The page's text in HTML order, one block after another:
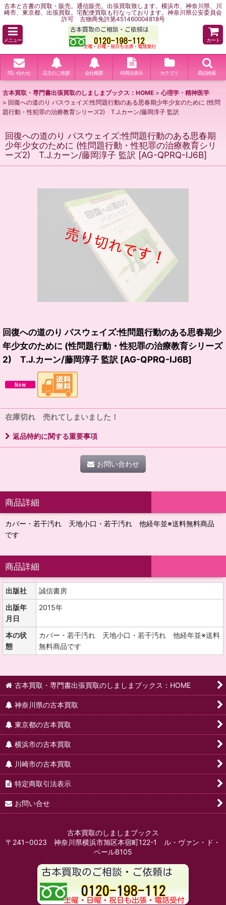
古本と古書の買取・販売。通信販売。出張買取致します。横浜市、神奈川県、川
崎市、東京都、出張買取。宅配便買取も行なっております。神奈川県公安委員会
許可 古物商免許第451460004818号
メニュー カート
問い合わせ 店主のご挨拶 会社概要 特商法表示 カテゴリ 商品検索
古本買取・専門書出張買取のしましまブックス：HOME > 心理学・精神医学
> 回復への道のり パスウェイズ:性問題行動のある思春期少年少女のために (性問
題行動・性犯罪の治療教育シリーズ2) T.J.カーン/藤岡淳子 監訳
回復への道のり パスウェイズ:性問題行動のある思春期
少年少女のために (性問題行動・性犯罪の治療教育シリ
ーズ2) T.J.カーン/藤岡淳子 監訳 [AG-QPRQ-IJ6B]
回復への道のり パスウェイズ:性問題行動のある思春期少
年少女のために (性問題行動・性犯罪の治療教育シリーズ
2) T.J.カーン/藤岡淳子 監訳 [AG-QPRQ-IJ6B]
在庫切れ 売れてしまいました！
返品特約に関する重要事項
お問い合わせ
商品詳細
カバー・若干汚れ 天地小口・若干汚れ 他経年並※送料無料商品
です
商品詳細
出版社
誠信書房
出版年
月日
2015年
本の状
態
カバー・若干汚れ 天地小口・若干汚れ 他経年並※送料
無料商品です
古本買取・専門書出張買取のしましまブックス：HOME
神奈川県の古本買取
東京都の古本買取
横浜市の古本買取
川崎市の古本買取
特定商取引法表示
お問い合せ
古本買取のしましまブックス
〒241−0023 神奈川県横浜市旭区本宿町122-1 ル・ヴァン・ド・
ベールB105